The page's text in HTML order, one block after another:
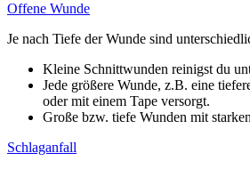
Offene Wunde
Je nach Tiefe der Wunde sind
Kleine Schnittwunden reinigst du
Jede größere Wunde, z.B. eine
oder mit einem Tape versorgt.
Große bzw. tiefe Wunden mit
Schlaganfall